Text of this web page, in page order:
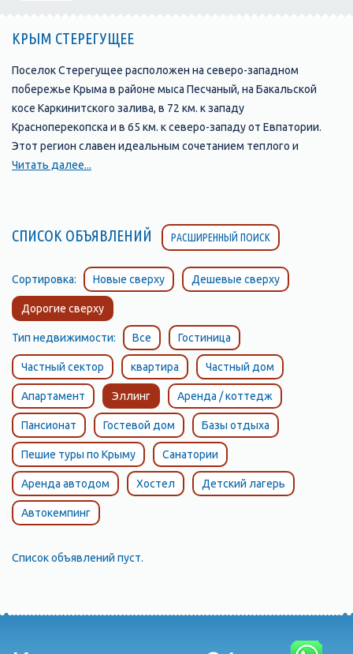
КРЫМ СТЕРЕГУЩЕЕ
Поселок Cтерегущее расположен на северо-западном
побережье Крыма в районе мыса Песчаный, на Бакальской
косе Каркинитского залива, в 72 км. к западу
Красноперекопска и в 65 км. к северо-западу от Евпатории.
Этот регион славен идеальным сочетанием теплого и
мягкого климата с необъятными морскими и степными
побережье Крыма в районе мыса Песчаный.
Читать далее...
СПИСОК ОБЪЯВЛЕНИЙ РАСШИРЕННЫЙ ПОИСК
Сортировка: Новые сверху Дешевые сверху
Дорогие сверху
Тип недвижимости: Все Гостиница
Частный сектор квартира Частный дом
Апартамент Эллинг Аренда / коттедж
Пансионат Гостевой дом Базы отдыха
Пешие туры по Крыму Санатории
Аренда автодом Хостел Детский лагерь
Автокемпинг
Список объявлений пуст.